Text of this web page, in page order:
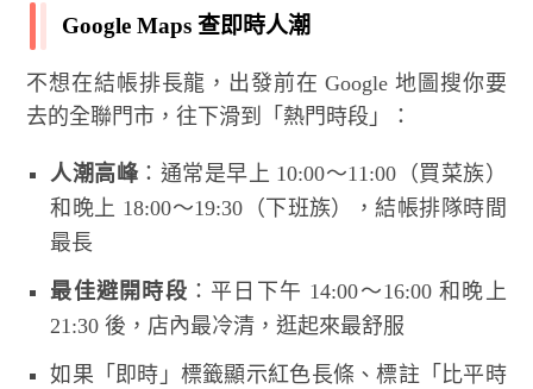
Google Maps 查即時人潮
不想在結帳排長龍，出發前在 Google 地圖搜你要
去的全聯門市，往下滑到「熱門時段」：
人潮高峰 ：通常是早上 10:00～11:00（買菜族）
和晚上 18:00～19:30（下班族），結帳排隊時間
最長
最佳避開時段 ：平日下午 14:00～16:00 和晚上
21:30 後，店內最冷清，逛起來最舒服
如果「即時」標籤顯示紅色長條、標註「比平時